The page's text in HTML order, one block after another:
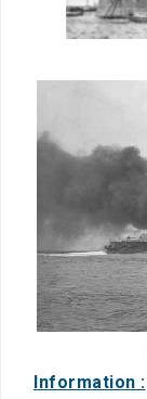
Information :